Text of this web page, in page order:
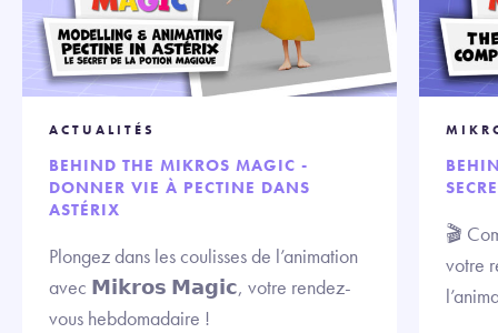
ACTUALITÉS
BEHIND THE MIKROS MAGIC -
DONNER VIE À PECTINE DANS
ASTÉRIX
Plongez dans les coulisses de l’animation
avec 𝗠𝗶𝗸𝗿𝗼𝘀 𝗠𝗮𝗴𝗶𝗰, votre rendez-
vous hebdomadaire !
🎬
votre